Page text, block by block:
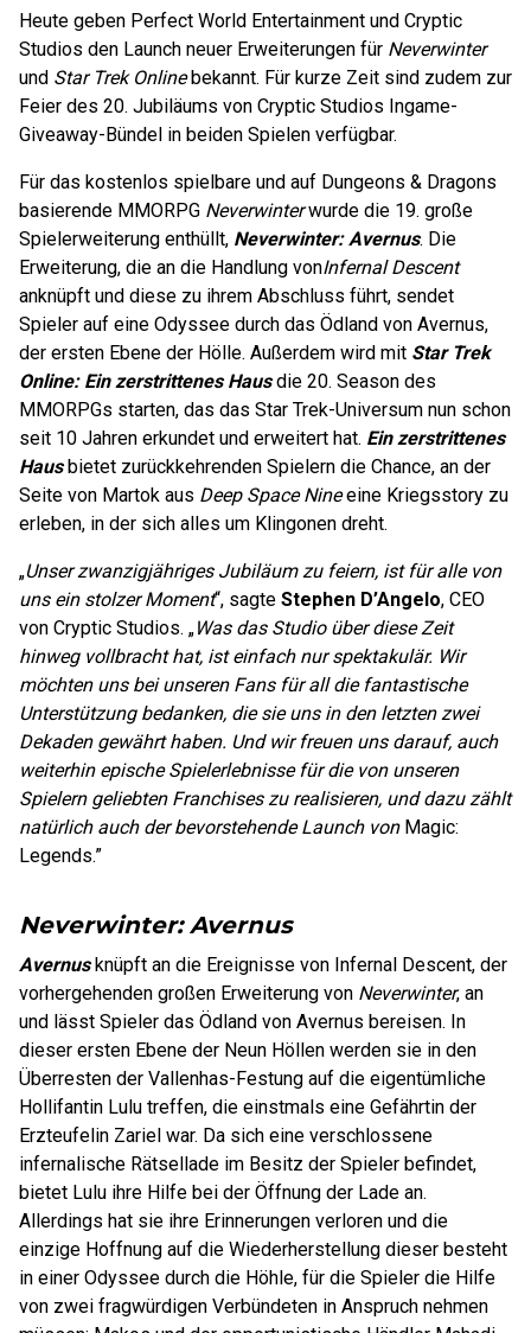
Heute geben Perfect World Entertainment und Cryptic
Studios den Launch neuer Erweiterungen für Neverwinter
und Star Trek Onlinebekannt. Für kurze Zeit sind zudem zur
Feier des 20. Jubiläums von Cryptic Studios Ingame-
Giveaway-Bündel in beiden Spielen verfügbar.
Für das kostenlos spielbare und auf Dungeons & Dragons
basierende MMORPG Neverwinterwurde die 19. große
Spielerweiterung enthüllt, Neverwinter: Avernus. Die
Erweiterung, die an die Handlung vonInfernal Descent
anknüpft und diese zu ihrem Abschluss führt, sendet
Spieler auf eine Odyssee durch das Ödland von Avernus,
der ersten Ebene der Hölle. Außerdem wird mit Star Trek
Online: Ein zerstrittenes Hausdie 20. Season des
MMORPGs starten, das das Star Trek-Universum nun schon
seit 10 Jahren erkundet und erweitert hat. Ein zerstrittenes
Hausbietet zurückkehrenden Spielern die Chance, an der
Seite von Martok aus Deep Space Nineeine Kriegsstory zu
erleben, in der sich alles um Klingonen dreht.
„Unser zwanzigjähriges Jubiläum zu feiern, ist für alle von
uns ein stolzer Moment“, sagte Stephen D’Angelo, CEO
von Cryptic Studios. „Was das Studio über diese Zeit
hinweg vollbracht hat, ist einfach nur spektakulär. Wir
möchten uns bei unseren Fans für all die fantastische
Unterstützung bedanken, die sie uns in den letzten zwei
Dekaden gewährt haben. Und wir freuen uns darauf, auch
weiterhin epische Spielerlebnisse für die von unseren
Spielern geliebten Franchises zu realisieren, und dazu zählt
natürlich auch der bevorstehende Launch von Magic:
Legends.”
Neverwinter: Avernus
Avernusknüpft an die Ereignisse von Infernal Descent, der
vorhergehenden großen Erweiterung von Neverwinter, an
und lässt Spieler das Ödland von Avernus bereisen. In
dieser ersten Ebene der Neun Höllen werden sie in den
Überresten der Vallenhas-Festung auf die eigentümliche
Hollifantin Lulu treffen, die einstmals eine Gefährtin der
Erzteufelin Zariel war. Da sich eine verschlossene
infernalische Rätsellade im Besitz der Spieler befindet,
bietet Lulu ihre Hilfe bei der Öffnung der Lade an.
Allerdings hat sie ihre Erinnerungen verloren und die
einzige Hoffnung auf die Wiederherstellung dieser besteht
in einer Odyssee durch die Höhle, für die Spieler die Hilfe
von zwei fragwürdigen Verbündeten in Anspruch nehmen